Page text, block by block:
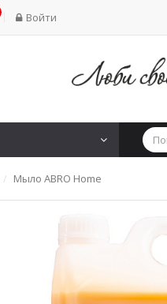
Войти
Мыло ABRO Home